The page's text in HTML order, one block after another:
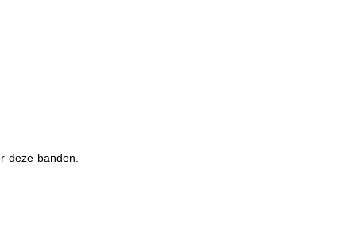
deze banden.